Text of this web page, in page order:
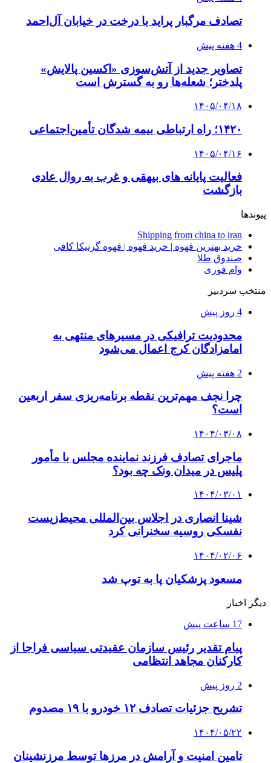
تصادف مرگبار پراید با درخت در خیابان آل‌احمد
4 هفته پیش
تصاویر جدید از آتش‌سوزی «اکسین پالایش»
پلدختر؛ شعله‌ها رو به گسترش است
۱۴۰۵/۰۴/۱۸
۱۴۲۰؛ راه ارتباطی بیمه شدگان تأمین‌اجتماعی
۱۴۰۵/۰۴/۱۶
فعالیت پایانه های بیهقی و غرب به روال عادی
بازگشت
پیوندها
Shipping from china to iran
خرید بهترین قهوه | خرید قهوه | قهوه گرنیکا کافی
صندوق طلا
وام فوری
منتخب سردبیر
4 روز پیش
محدودیت ترافیکی در مسیرهای منتهی به
امامزادگان کرج اعمال می‌شود
2 هفته پیش
چرا نجف مهم‌ترین نقطه برنامه‌ریزی سفر اربعین
است؟
۱۴۰۴/۰۳/۰۸
ماجرای تصادف فرزند نماینده مجلس با مأمور
پلیس در میدان ونک چه بود؟
۱۴۰۴/۰۳/۰۱
شینا انصاری در اجلاس بین‌المللی محیط‌زیست
نفسکی روسیه سخنرانی کرد
۱۴۰۴/۰۲/۰۶
مسعود پزشکیان پا به توپ شد
دیگر اخبار
17 ساعت پیش
پیام تقدیر رئیس سازمان عقیدتی سیاسی فراجا از
کارکنان مجاهد انتظامی
2 روز پیش
تشریح جزئیات تصادف ۱۲ خودرو با ۱۹ مصدوم
۱۴۰۴/۰۵/۲۲
تامین امنیت و آرامش در مرزها توسط مرزنشینان